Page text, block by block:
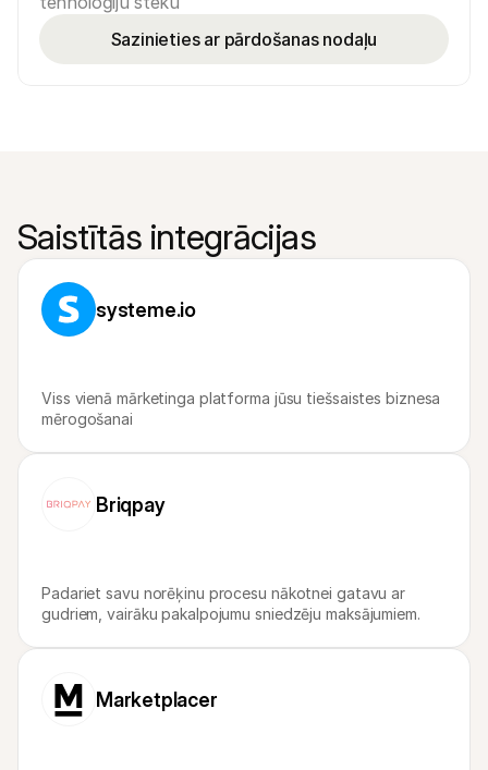
Sazinieties ar pārdošanas nodaļu
Saistītās integrācijas
systeme.io
Viss vienā mārketinga platforma jūsu tiešsaistes biznesa
mērogošanai
Briqpay
Padariet savu norēķinu procesu nākotnei gatavu ar
gudriem, vairāku pakalpojumu sniedzēju maksājumiem.
Marketplacer